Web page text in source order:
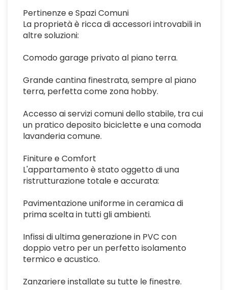
Pertinenze e Spazi Comuni
La proprietà è ricca di accessori introvabili in
altre soluzioni:
Comodo garage privato al piano terra.
Grande cantina finestrata, sempre al piano
terra, perfetta come zona hobby.
Accesso ai servizi comuni dello stabile, tra cui
un pratico deposito biciclette e una comoda
lavanderia comune.
Finiture e Comfort
L'appartamento è stato oggetto di una
ristrutturazione totale e accurata:
Pavimentazione uniforme in ceramica di
prima scelta in tutti gli ambienti.
Infissi di ultima generazione in PVC con
doppio vetro per un perfetto isolamento
termico e acustico.
Zanzariere installate su tutte le finestre.